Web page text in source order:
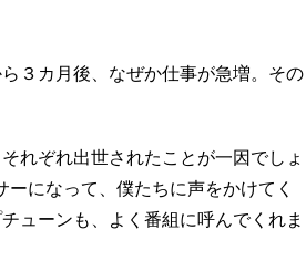
３カ月後、なぜか仕事が急増。その
れぞれ出世されたことが一因でしょ
になって、僕たちに声をかけてく
ューンも、よく番組に呼んでくれま